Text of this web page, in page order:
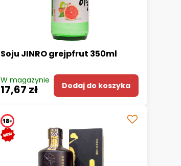
Soju JINRO grejpfrut 350ml
W magazynie
17,67 zł Dodaj do koszyka